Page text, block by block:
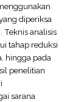
diperiksa
Teknis analisis
tahap reduksi
hingga pada
penelitian
sarana